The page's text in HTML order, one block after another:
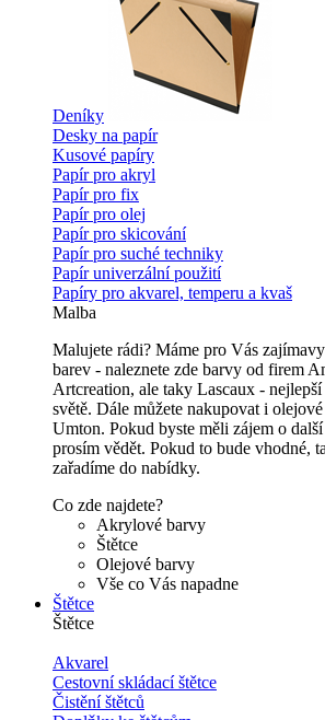
Deníky
Desky na papír
Kusové papíry
Papír pro akryl
Papír pro fix
Papír pro olej
Papír pro skicování
Papír pro suché techniky
Papír univerzální použití
Papíry pro akvarel, temperu a kvaš
Malba
Malujete rádi? Máme pro Vás
barev - naleznete zde barvy od firem
Artcreation, ale taky Lascaux -
světě. Dále můžete nakupovat i
Umton. Pokud byste měli zájem o
prosím vědět. Pokud to bude vhodné,
zařadíme do nabídky.
Co zde najdete?
Akrylové barvy
Štětce
Olejové barvy
Vše co Vás napadne
Štětce
Štětce
Akvarel
Cestovní skládací štětce
Čistění štětců